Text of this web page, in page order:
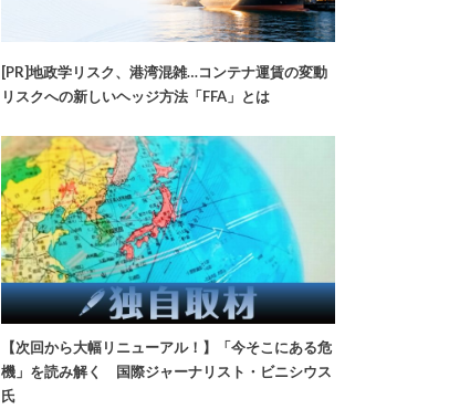
[PR]地政学リスク、港湾混雑…コンテナ運賃の変動
リスクへの新しいヘッジ方法「FFA」とは
【次回から大幅リニューアル！】「今そこにある危
機」を読み解く 国際ジャーナリスト・ビニシウス
氏